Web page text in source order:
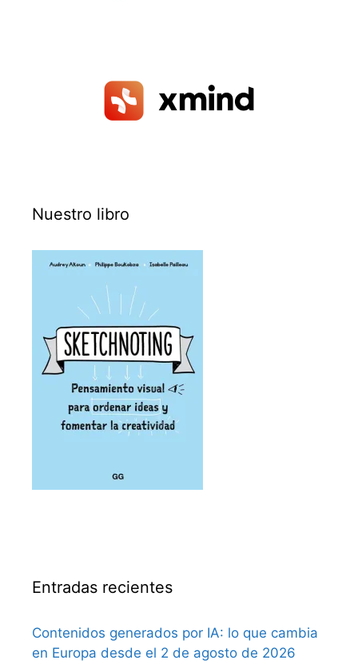
Nuestro libro
Entradas recientes
Contenidos generados por IA: lo que cambia
en Europa desde el 2 de agosto de 2026